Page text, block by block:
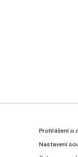
Prohlášení o
Nastavení